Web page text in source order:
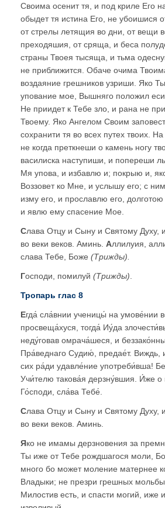
Своима осенит тя, и под криле Его
обыдет тя истина Его, не убоишися
от стрелы летящия во дни, от вещи
преходяшия, от сряща, и беса
страны Твоея тысяща, и тьма
не приближится. Обаче очима
воздаяние грешников узриши. Яко
упование мое, Вышняго положил
Не приидет к Тебе зло, и рана не
Твоему. Яко Ангелом Своим
сохранити тя во всех путех твоих.
не когда преткнеши о камень ногу
василиска наступиши, и попереши
Мя упова, и избавлю и; покрыю и,
Воззовет ко Мне, и услышу его; с
изму его, и прославлю его,
и явлю ему спасение Мое.
Слава Отцу и Сыну и Святому Духу,
во веки веков. Аминь. Аллилуия,
слава Тебе, Боже (Трижды)
Господи, помилуй (Трижды)
Тропарь глас 8
Егда́ сла́внии ученицы́ на умове́нии
просвеща́хуся, тогда́ Иу́да
неду́говав омрача́шеся, и
Пра́веднаго Судию́, предае́т. Виждь,
сих ра́ди удавле́ние употреби́вша!
Учи́телю такова́я дерзну́вшия. И́же о
Го́споди, сла́ва Тебе́.
Слава Отцу и Сыну и Святому Духу,
во веки веков. Аминь.
Яко не имамы дерзновения за
Ты иже от Тебе рождшагося моли,
много бо может моление матернее
Владыки; не презри грешных
Милостив есть, и спасти могий, иже